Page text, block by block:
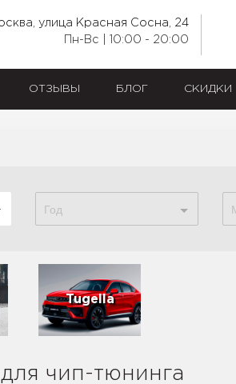
улица Красная Сосна, 24
Пн-Вс | 10:00 - 20:00
ОТЗЫВЫ БЛОГ СКИДКИ
Год
Tugella
чип-тюнинга